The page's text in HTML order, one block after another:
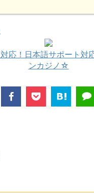
応！日本語サポート対
ンカジノ☆